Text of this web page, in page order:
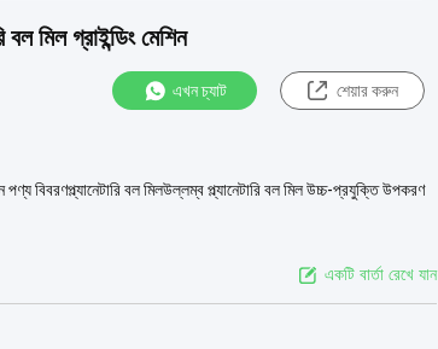
মিল গ্রাইন্ডিং মেশিন
এখন চ্যাট শেয়ার করুন
বিবরণপ্ল্যানেটারি বল মিলউল্লম্ব প্ল্যানেটারি বল মিল উচ্চ-প্রযুক্তি উপকরণ
একটি বার্তা রেখে যান